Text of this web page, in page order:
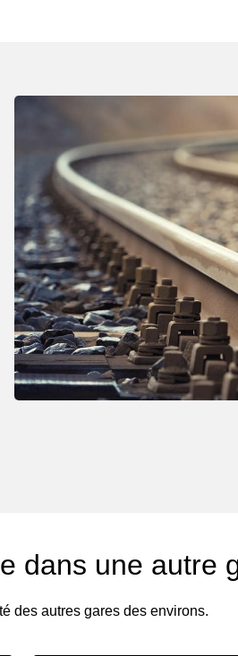
dans une autre
des autres gares des environs.